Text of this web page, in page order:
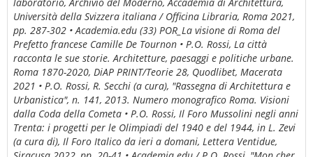
Università della Svizzera italiana / Officina Libraria, Roma 2021,
pp. 287-302 • Academia.edu (33) POR_La visione di Roma del
Prefetto francese Camille De Tournon • P.O. Rossi, La città
racconta le sue storie. Architetture, paesaggi e politiche urbane.
Roma 1870-2020, DiAP PRINT/Teorie 28, Quodlibet, Macerata
2021 • P.O. Rossi, R. Secchi (a cura), "Rassegna di Architettura e
Urbanistica", n. 141, 2013. Numero monografico Roma. Visioni
dalla Coda della Cometa • P.O. Rossi, Il Foro Mussolini negli anni
Trenta: i progetti per le Olimpiadi del 1940 e del 1944, in L. Zevi
(a cura di), Il Foro Italico da ieri a domani, Lettera Ventidue,